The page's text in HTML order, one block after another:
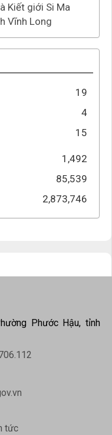
Kiết giới Si Ma
Vĩnh Long
19
4
15
1,492
85,539
2,873,746
Phước Hậu, tỉnh
tức